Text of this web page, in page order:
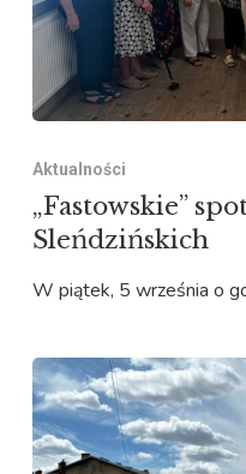
Aktualności
„Fastowskie”
Sleńdzińskich
W piątek, 5 września o